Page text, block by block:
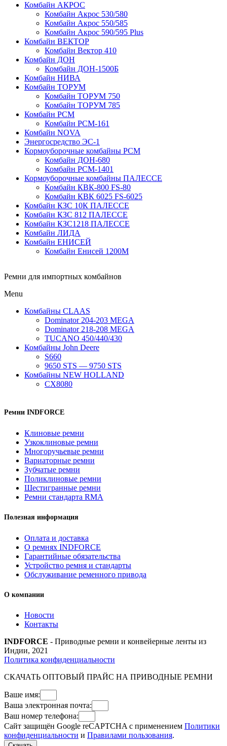
Комбайн АКРОС
Комбайн Акрос 530/580
Комбайн Акрос 550/585
Комбайн Акрос 590/595 Plus
Комбайн ВЕКТОР
Комбайн Вектор 410
Комбайн ДОН
Комбайн ДОН-1500Б
Комбайн НИВА
Комбайн ТОРУМ
Комбайн ТОРУМ 750
Комбайн ТОРУМ 785
Комбайн РСМ
Комбайн РСМ-161
Комбайн NOVA
Энергосредство ЭС-1
Кормоуборочные комбайны РСМ
Комбайн ДОН-680
Комбайн РСМ-1401
Кормоуборочные комбайны ПАЛЕССЕ
Комбайн КВК-800 FS-80
Комбайн КВК 6025 FS-6025
Комбайн КЗС 10К ПАЛЕССЕ
Комбайн КЗС 812 ПАЛЕССЕ
Комбайн КЗС1218 ПАЛЕССЕ
Комбайн ЛИДА
Комбайн ЕНИСЕЙ
Комбайн Енисей 1200М
Ремни для импортных комбайнов
Menu
Комбайны CLAAS
Dominator 204-203 MEGA
Dominator 218-208 MEGA
TUCANO 450/440/430
Комбайны John Deere
S660
9650 STS — 9750 STS
Комбайны NEW HOLLAND
CX8080
Ремни INDFORCE
Клиновые ремни
Узкоклиновые ремни
Многоручьевые ремни
Вариаторные ремни
Зубчатые ремни
Поликлиновые ремни
Шестигранные ремни
Ремни стандарта RMA
Полезная информация
Оплата и доставка
О ремнях INDFORCE
Гарантийные обязательства
Устройство ремня и стандарты
Обслуживание ременного привода
О компании
Новости
Контакты
INDFORCE - Приводные ремни и конвейерные ленты из
Индии, 2021
Политика конфиденциальности
СКАЧАТЬ ОПТОВЫЙ ПРАЙС НА ПРИВОДНЫЕ РЕМНИ
Ваше имя:
Ваша электронная почта:
Ваш номер телефона:
Сайт защищён Google reCAPTCHA с применением Политики
конфиденциальности и Правилами пользования.